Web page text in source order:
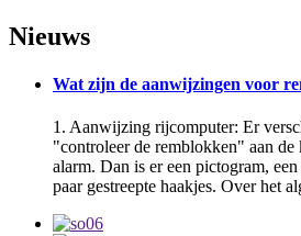
Nieuws
Wat zijn de aanwijzingen voor
1. Aanwijzing rijcomputer: Er
"controleer de remblokken" aan de
alarm. Dan is er een pictogram,
paar gestreepte haakjes. Over het